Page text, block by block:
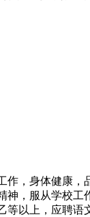
作，身体健康，
神，服从学校工
等以上，应聘语